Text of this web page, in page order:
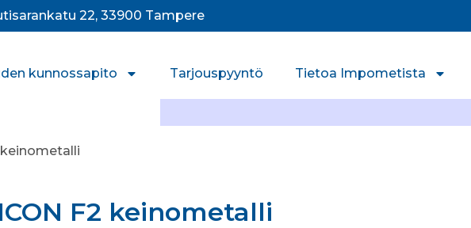
22, 33900 Tampere
kunnossapito Tarjouspyyntö Tietoa Impometista
F2 keinometalli